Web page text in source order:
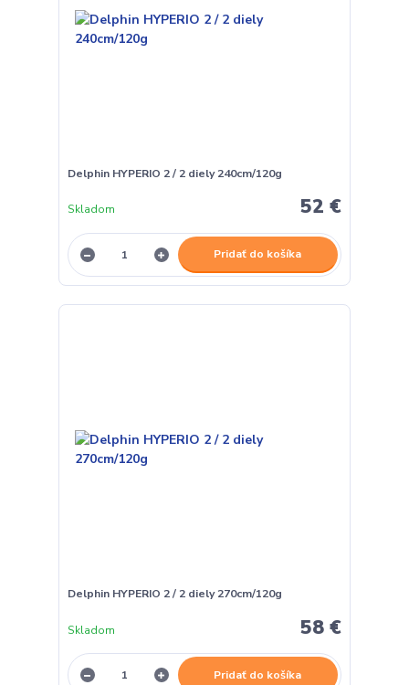
Delphin HYPERIO 2 / 2 diely 240cm/120g
52 €
Skladom
Pridať do košíka
Delphin HYPERIO 2 / 2 diely 270cm/120g
58 €
Skladom
Pridať do košíka